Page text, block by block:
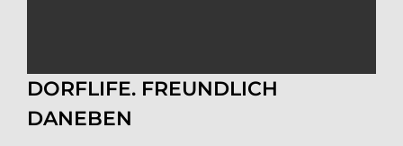
DORFLIFE. FREUNDLICH
DANEBEN